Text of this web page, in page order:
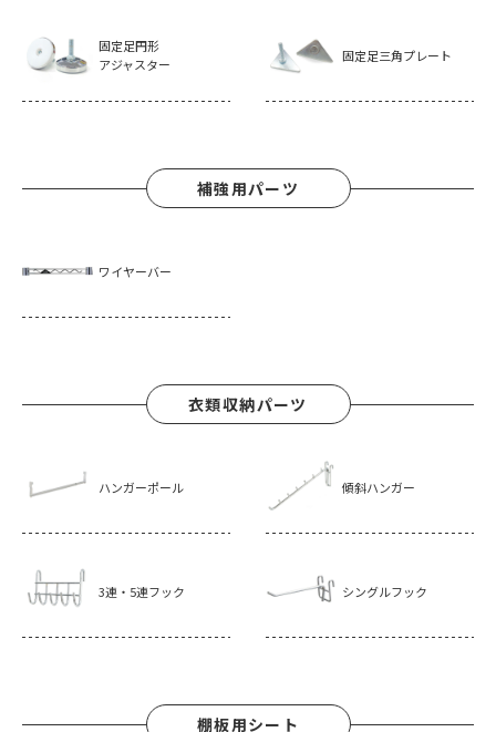
固定足円形
アジャスター
固定足三角プレート
補強用パーツ
ワイヤーバー
衣類収納パーツ
ハンガーポール 傾斜ハンガー
3連・5連フック シングルフック
棚板用シート